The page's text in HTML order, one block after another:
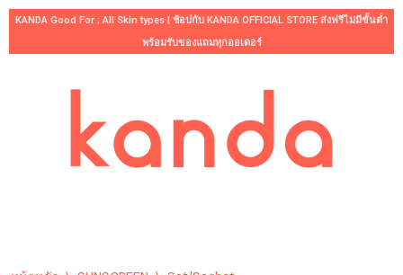
KANDA Good For ; All Skin types | ช้อปกับ KANDA OFFICIAL STORE ส่งฟรีไม่มีขั้นต่ำ
พร้อมรับของแถมทุกออเดอร์